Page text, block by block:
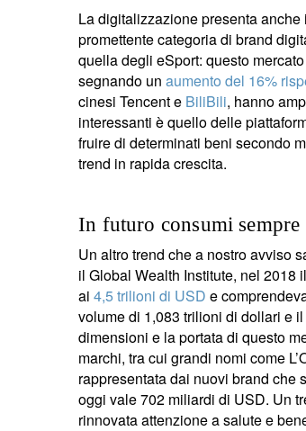
La digitalizzazione presenta
promettente categoria di brand
quella degli eSport: questo
segnando un aumento del 16%
cinesi Tencent e BiliBili, hanno
interessanti è quello delle
fruire di determinati beni secondo
trend in rapida crescita.
In futuro consumi
Un altro trend che a nostro avviso
il Global Wealth Institute, nel 2018
ai 4,5 trilioni di USD e
volume di 1,083 trilioni di dollari e
dimensioni e la portata di questo
marchi, tra cui grandi nomi come
rappresentata dai nuovi brand che
oggi vale 702 miliardi di USD. Un
rinnovata attenzione a salute e